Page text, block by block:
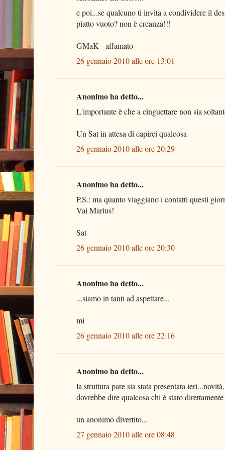
e poi...se qualcuno ti invita a condividere il
piatto vuoto? non è creanza!!!
GMaK - affamato -
26 gennaio 2010 alle ore 13:01
Anonimo ha detto...
L'importante è che a cinguettare non sia
Un Sat in attesa di capirci qualcosa
26 gennaio 2010 alle ore 20:29
Anonimo ha detto...
P.S.: ma quanto viaggiano i contatti questi
Vai Marius!
Sat
26 gennaio 2010 alle ore 20:30
Anonimo ha detto...
...siamo in tanti ad aspettare...
mi
26 gennaio 2010 alle ore 22:16
Anonimo ha detto...
la struttura pare sia stata presentata
dovrebbe dire qualcosa chi è stato
un anonimo divertito...
27 gennaio 2010 alle ore 08:48